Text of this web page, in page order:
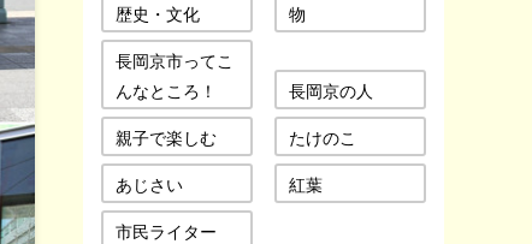
歴史・文化
物
長岡京市ってこ
んなところ！
長岡京の人
親子で楽しむ
たけのこ
あじさい
紅葉
市民ライター